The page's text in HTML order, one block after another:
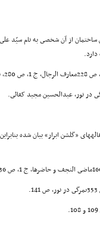
ساختمان از آن شخصى به نام سیّد
«گلشن ابرار» بیان شده